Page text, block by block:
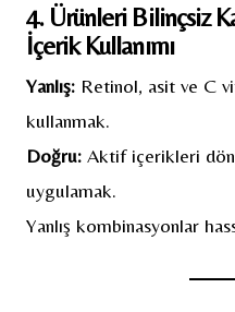
4. Ürünleri Bilinçsiz
İçerik Kullanımı
Yanlış: Retinol, asit ve C
kullanmak.
Doğru: Aktif içerikleri
uygulamak.
Yanlış kombinasyonlar